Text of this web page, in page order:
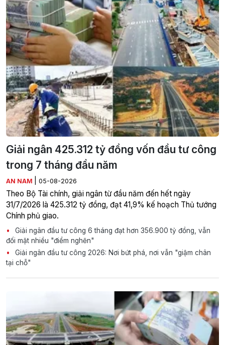
Giải ngân 425.312 tỷ đồng vốn đầu tư công
trong 7 tháng đầu năm
AN NAM 05-08-2026
Theo Bộ Tài chính, giải ngân từ đầu năm đến hết ngày
31/7/2026 là 425.312 tỷ đồng, đạt 41,9% kế hoạch Thủ tướng
Chính phủ giao.
Giải ngân đầu tư công 6 tháng đạt hơn 356.900 tỷ đồng, vẫn
đối mặt nhiều "điểm nghẽn"
Giải ngân đầu tư công 2026: Nơi bứt phá, nơi vẫn "giậm chân
tại chỗ"